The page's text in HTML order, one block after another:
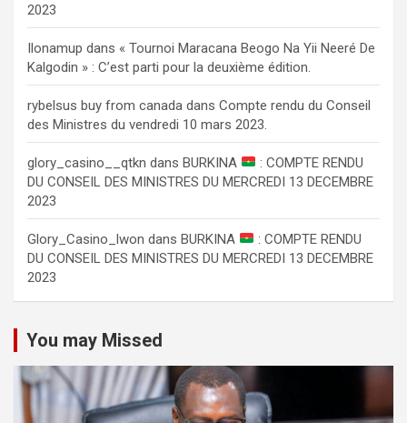
2023
Ilonamup dans « Tournoi Maracana Beogo Na Yii Neeré De
Kalgodin » : C’est parti pour la deuxième édition.
rybelsus buy from canada dans Compte rendu du Conseil
des Ministres du vendredi 10 mars 2023.
glory_casino__qtkn dans BURKINA
: COMPTE RENDU
DU CONSEIL DES MINISTRES DU MERCREDI 13 DECEMBRE
2023
Glory_Casino_lwon dans BURKINA
: COMPTE RENDU
DU CONSEIL DES MINISTRES DU MERCREDI 13 DECEMBRE
2023
You may Missed